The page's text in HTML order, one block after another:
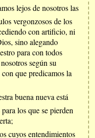
lejos de nosotros las
vergonzosos de los
con artificio, ni
sino alegando
para con todos
según su
que predicamos la
buena nueva está
los que se pierden
cuyos entendimientos